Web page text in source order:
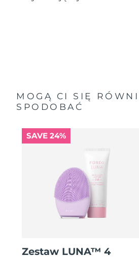
MOGĄ CI SIĘ
SPODOBAĆ
SAVE 24%
Zestaw LUNA™ 4